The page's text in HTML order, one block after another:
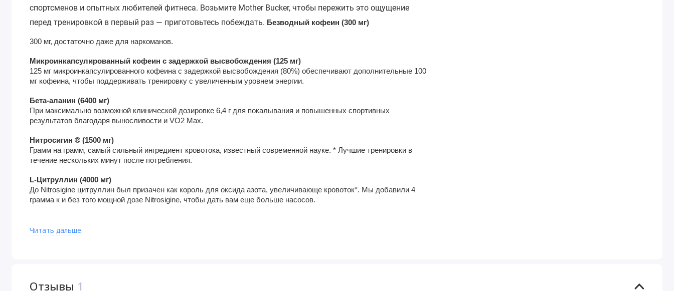
спортсменов и опытных любителей фитнеса. Возьмите Mother Bucker, чтобы пережить это ощущение
перед тренировкой в первый раз — приготовьтесь побеждать. Безводный кофеин (300 мг)
300 мг, достаточно даже для наркоманов.
Микроинкапсулированный кофеин с задержкой высвобождения (125 мг)
125 мг микроинкапсулированного кофеина с задержкой высвобождения (80%) обеспечивают дополнительные 100
мг кофеина, чтобы поддерживать тренировку с увеличенным уровнем энергии.
Бета-аланин (6400 мг)
При максимально возможной клинической дозировке 6,4 г для покалывания и повышенных спортивных
результатов благодаря выносливости и VO2 Max.
Нитросигин ® (1500 мг)
Грамм на грамм, самый сильный ингредиент кровотока, известный современной науке. * Лучшие тренировки в
течение нескольких минут после потребления.
L-Цитруллин (4000 мг)
До Nitrosigine цитруллин был призачен как король для оксида азота, увеличивающе кровоток*. Мы добавили 4
грамма к и без того мощной дозе Nitrosigine, чтобы дать вам еще больше насосов.
Клинически показано, что он увеличивает абсорбцию цитруллина.
Читать дальше
Отзывы 1